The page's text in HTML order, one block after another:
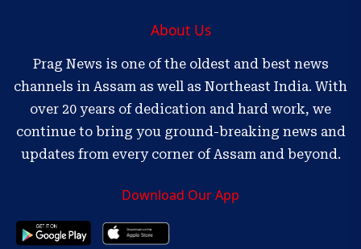
About Us
Prag News is one of the oldest and best news
channels in Assam as well as Northeast India. With
over 20 years of dedication and hard work, we
continue to bring you ground-breaking news and
updates from every corner of Assam and beyond.
Download Our App